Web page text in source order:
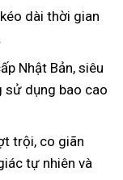
dài thời gian
Nhật Bản, siêu
sử dụng bao cao
trội, co giãn
tự nhiên và